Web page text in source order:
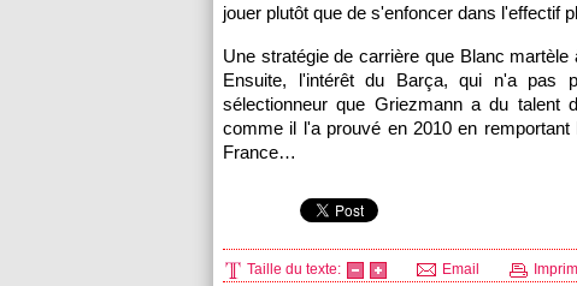
jouer plutôt que de s'enfoncer dans l'effectif
Une stratégie de carrière que Blanc
Ensuite, l'intérêt du Barça, qui n'a pas
sélectionneur que Griezmann a du
comme il l'a prouvé en 2010 en
France…
Taille du texte: Email